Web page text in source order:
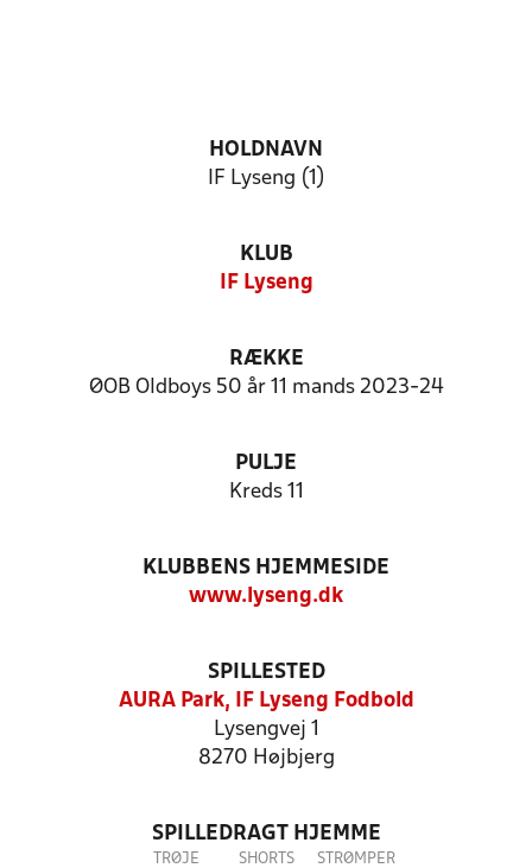
HOLDNAVN
IF Lyseng (1)
KLUB
IF Lyseng
RÆKKE
ØOB Oldboys 50 år 11 mands 2023-24
PULJE
Kreds 11
KLUBBENS HJEMMESIDE
www.lyseng.dk
SPILLESTED
AURA Park, IF Lyseng Fodbold
Lysengvej 1
8270 Højbjerg
SPILLEDRAGT HJEMME
TRØJE SHORTS STRØMPER